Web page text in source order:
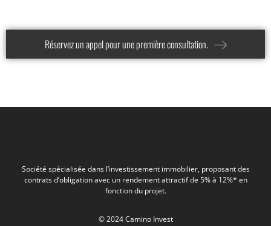
Réservez un appel pour une première consultation.
Société spécialisée dans l’investissement immobilier, proposant des
contrats d’obligation avec un rendement attractif de 5% à 12%* en
fonction du projet.
© 2024 Camino Invest